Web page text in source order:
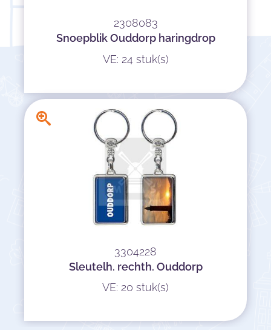
2308083
Snoepblik Ouddorp haringdrop
VE: 24 stuk(s)
3304228
Sleutelh. rechth. Ouddorp
VE: 20 stuk(s)